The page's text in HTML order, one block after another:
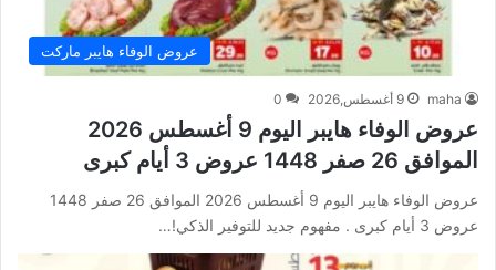
عروض الوفاء هايبر ماركت
maha 9 أغسطس,2026 0
عروض الوفاء هايبر اليوم 9 أغسطس 2026
الموافق 26 صفر 1448 عروض 3 أيام كبرى
عروض الوفاء هايبر اليوم 9 أغسطس 2026 الموافق 26 صفر 1448
عروض 3 أيام كبرى . مفهوم جديد للتوفير الذكي!…